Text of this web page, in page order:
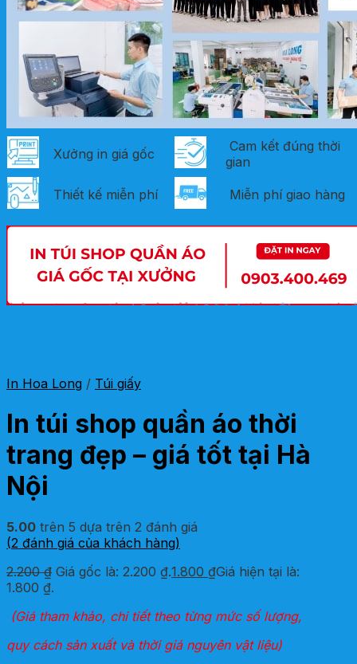
Xưởng in giá gốc
Cam kết đúng thời
gian
Thiết kế miễn phí Miễn phí giao hàng
In Hoa Long / Túi giấy
In túi shop quần áo thời
trang đẹp – giá tốt tại Hà
Nội
5.00 trên 5 dựa trên 2 đánh giá
(2 đánh giá của khách hàng)
2.200₫ Giá gốc là: 2.200 ₫.1.800 ₫Giá hiện tại là:
1.800 ₫.
(Giá tham khảo, chi tiết theo từng mức số lượng,
quy cách sản xuất và thời giá nguyên vật liệu)